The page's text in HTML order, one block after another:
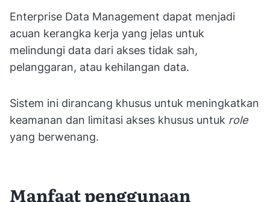
Enterprise Data Management dapat menjadi
acuan kerangka kerja yang jelas untuk
melindungi data dari akses tidak sah,
pelanggaran, atau kehilangan data.
Sistem ini dirancang khusus untuk meningkatkan
keamanan dan limitasi akses khusus untuk role
yang berwenang.
Manfaat penggunaan